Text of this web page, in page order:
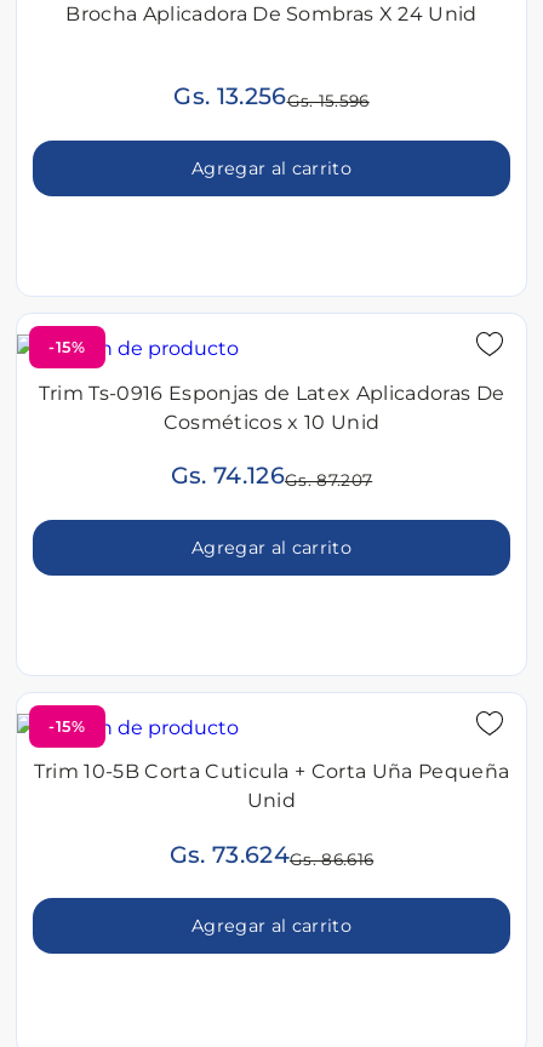
Brocha Aplicadora De Sombras X 24 Unid
Gs. 13.256Gs. 15.596
Agregar al carrito
-15%
Trim Ts-0916 Esponjas de Latex Aplicadoras De
Cosméticos x 10 Unid
Gs. 74.126Gs. 87.207
Agregar al carrito
-15%
Trim 10-5B Corta Cuticula + Corta Uña Pequeña
Unid
Gs. 73.624Gs. 86.616
Agregar al carrito